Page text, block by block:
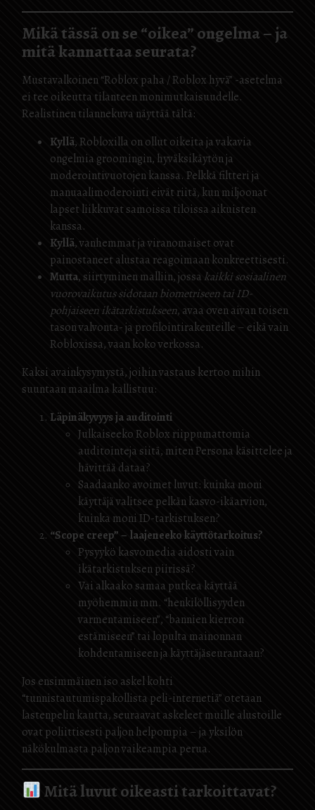
Mikä tässä on se “oikea” ongelma – ja
mitä kannattaa seurata?
Mustavalkoinen “Roblox paha / Roblox hyvä” -asetelma
ei tee oikeutta tilanteen monimutkaisuudelle.
Realistinen tilannekuva näyttää tältä:
Kyllä, Robloxilla on ollut oikeita ja vakavia
ongelmia groomingin, hyväksikäytön ja
moderointivuotojen kanssa. Pelkkä filtteri ja
manuaalimoderointi eivät riitä, kun miljoonat
lapset liikkuvat samoissa tiloissa aikuisten
kanssa.
Kyllä, vanhemmat ja viranomaiset ovat
painostaneet alustaa reagoimaan konkreettisesti.
Mutta, siirtyminen malliin, jossa kaikki sosiaalinen
vuorovaikutus sidotaan biometriseen tai ID-
pohjaiseen ikätarkistukseen, avaa oven aivan toisen
tason valvonta- ja profilointirakenteille – eikä vain
Robloxissa, vaan koko verkossa.
Kaksi avainkysymystä, joihin vastaus kertoo mihin
suuntaan maailma kallistuu:
Läpinäkyvyys ja auditointi
Julkaiseeko Roblox riippumattomia
auditointeja siitä, miten Persona käsittelee ja
hävittää dataa?
Saadaanko avoimet luvut: kuinka moni
käyttäjä valitsee pelkän kasvo-ikäarvion,
kuinka moni ID-tarkistuksen?
“Scope creep” – laajeneeko käyttötarkoitus?
Pysyykö kasvomedia aidosti vain
ikätarkistuksen piirissä?
Vai alkaako samaa putkea käyttää
myöhemmin mm. “henkilöllisyyden
varmentamiseen”, “bannien kierron
estämiseen” tai lopulta mainonnan
kohdentamiseen ja käyttäjäseurantaan?
Jos ensimmäinen iso askel kohti
“tunnistautumispakollista peli-internetiä” otetaan
lastenpelin kautta, seuraavat askeleet muille alustoille
ovat poliittisesti paljon helpompia – ja yksilön
näkökulmasta paljon vaikeampia perua.
Mitä luvut oikeasti tarkoittavat?